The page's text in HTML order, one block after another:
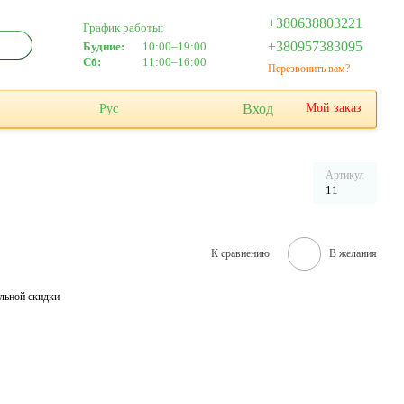
График работы:
Будние:
10:00–19:00
Сб:
11:00–16:00
+380638803221
+380957383095
Перезвонить вам?
Рус Вход Мой заказ
Артикул
11
К сравнению В желания
скидки